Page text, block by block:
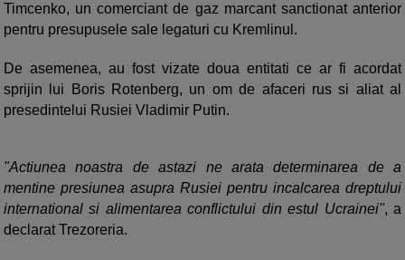
Timcenko, un comerciant de gaz marcant sanctionat anterior
pentru presupusele sale legaturi cu Kremlinul.
De asemenea, au fost vizate doua entitati ce ar fi acordat
sprijin lui Boris Rotenberg, un om de afaceri rus si aliat al
presedintelui Rusiei Vladimir Putin.
"Actiunea noastra de astazi ne arata determinarea de a
mentine presiunea asupra Rusiei pentru incalcarea dreptului
international si alimentarea conflictului din estul Ucrainei", a
declarat Trezoreria.